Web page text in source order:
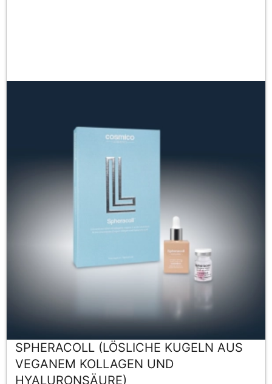
SPHERACOLL (LÖSLICHE KUGELN AUS
VEGANEM KOLLAGEN UND
HYALURONSÄURE)